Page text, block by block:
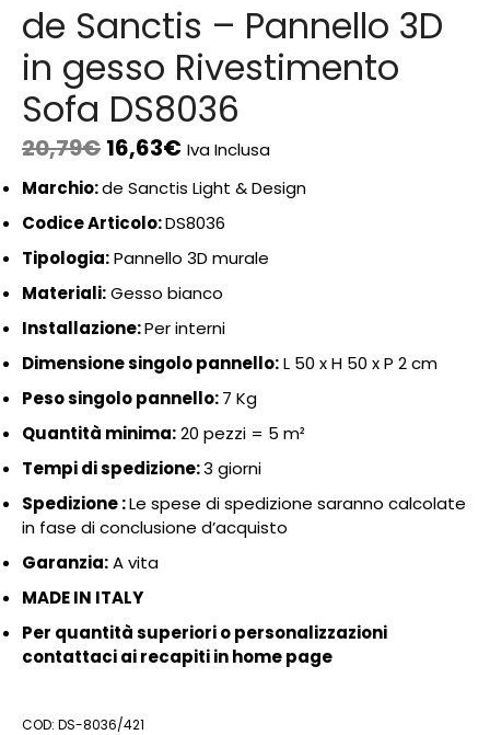
de Sanctis – Pannello 3D
in gesso Rivestimento
Sofa DS8036
20,79€ 16,63€ Iva Inclusa
Marchio:de Sanctis Light & Design
Codice Articolo:DS8036
Tipologia:Pannello 3D murale
Materiali:Gesso bianco
Installazione:Per interni
Dimensione singolo pannello:L 50 x H 50 x P 2 cm
Peso singolo pannello:7 Kg
Quantità minima:20 pezzi = 5 m²
Tempi di spedizione:3 giorni
Spedizione :Le spese di spedizione saranno calcolate
in fase di conclusione d’acquisto
Garanzia:A vita
MADE IN ITALY
Per quantità superiori o personalizzazioni
contattaci ai recapiti in home page
COD: DS-8036/421